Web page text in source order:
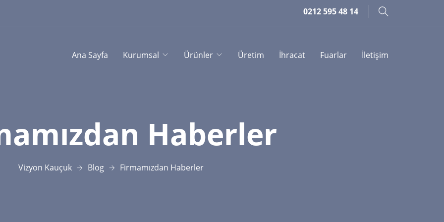
0212 595 48 14
Ana Sayfa Kurumsal Ürünler Üretim İhracat Fuarlar İletişim
Haberler
Vizyon Kauçuk Blog Firmamızdan Haberler